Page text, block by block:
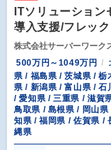
ITソリューショ
導入支援/フレッ
株式会社サーバーワーク
500万円～1049万円
県 / 福島県 / 茨城県 / 栃
県 / 新潟県 / 富山県 /
/ 愛知県 / 三重県 / 滋賀
鳥取県 / 島根県 / 岡山
知県 / 福岡県 / 佐賀県 /
縄県